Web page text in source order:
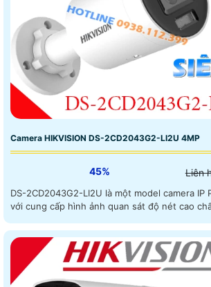
Camera HIKVISION DS-2CD2043G2-LI2U 4MP
45% Liên
DS-2CD2043G2-LI2U là một model camera IP
với cung cấp hình ảnh quan sát độ nét cao